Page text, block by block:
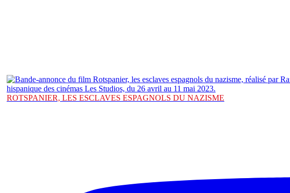
ROTSPANIER, LES ESCLAVES ESPAGNOLS DU NAZISME